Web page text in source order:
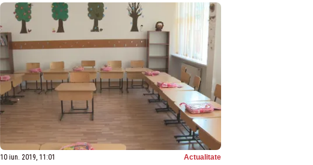
10 iun. 2019, 11:01 Actualitate